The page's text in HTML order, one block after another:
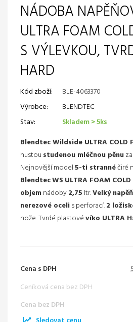
NÁDOBA
ULTRA FOAM
S VÝLEVKOU,
HARD
Kód zboží:
BLE-4063370
Výrobce:
BLENDTEC
Stav:
Skladem > 5ks
Blendtec Wildside ULTRA COLD
hustou studenou mléčnou pěnu
Nejnovější model5-ti strannéčiré
BlendtecWS ULTRA FOAM COLD
objemnádoby2,75 ltr.Velký
nerezové ocelis perforací.2
nože. Tvrdé plastovévíko ULTRA
Cena s DPH
Ceníková cena bez DPH
Cena bez DPH